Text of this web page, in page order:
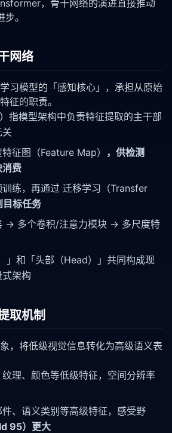
，骨干网络的演进直接推动
。
网络
习模型的「感知核心」，承担从原始
征的职责。
指模型架构中负责特征提取的主干部
征图（Feature Map） ，供检测
消费
练，再通过 迁移学习（Transfer
目标任务
→ 多个卷积/注意力模块 → 多尺度特
」和「头部（Head）」共同构成现
架构
取机制
，将低级视觉信息转化为高级语义表
理、颜色等低级特征，空间分辨率
、语义类别等高级特征，感受野
95）更大